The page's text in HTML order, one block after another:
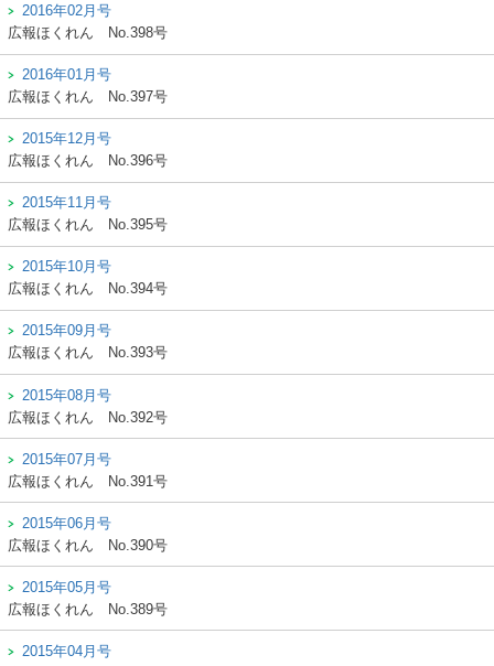
2016年02月号
広報ほくれん
No.398号
2016年01月号
広報ほくれん
No.397号
2015年12月号
広報ほくれん
No.396号
2015年11月号
広報ほくれん
No.395号
2015年10月号
広報ほくれん
No.394号
2015年09月号
広報ほくれん
No.393号
2015年08月号
広報ほくれん
No.392号
2015年07月号
広報ほくれん
No.391号
2015年06月号
広報ほくれん
No.390号
2015年05月号
広報ほくれん
No.389号
2015年04月号